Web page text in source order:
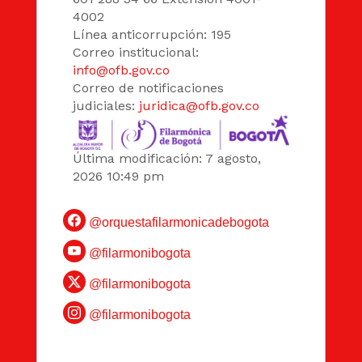
4002
Línea anticorrupción: 195
Correo institucional:
info@ofb.gov.co
Correo de notificaciones
judiciales: juridica@ofb.gov.co
Última modificación: 7 agosto,
2026 10:49 pm
@orquestafilarmonicadebogota
@filarmonibogota
@filarmonibogota
@filarmonibogota